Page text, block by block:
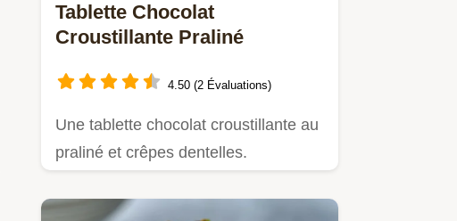
Tablette Chocolat
Croustillante Praliné
4.50 (2 Évaluations)
Une tablette chocolat croustillante au
praliné et crêpes dentelles.